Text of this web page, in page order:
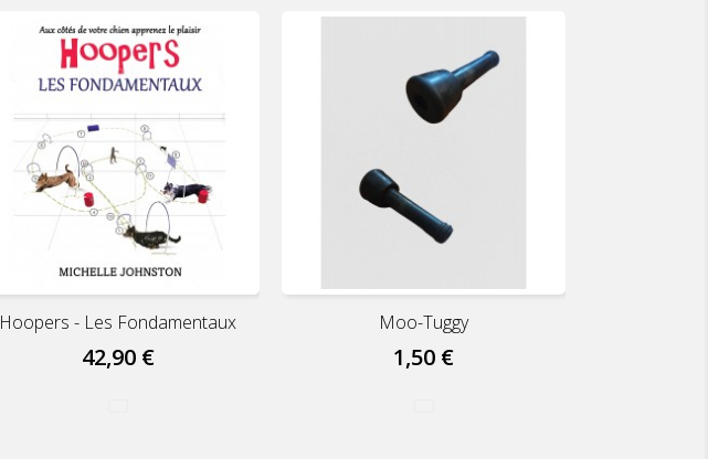
Hoopers - Les Fondamentaux
42,90 €
Moo-Tuggy
1,50 €